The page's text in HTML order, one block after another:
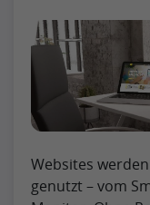
Websites
genutzt – vom